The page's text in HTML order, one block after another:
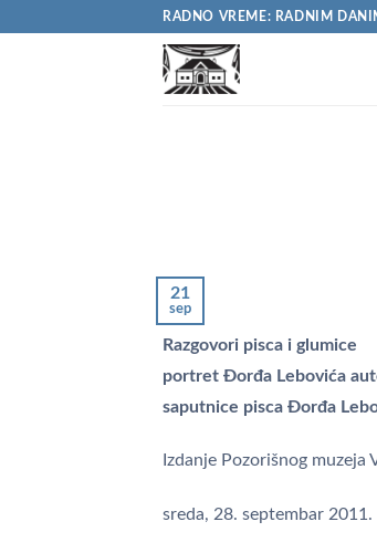
RADNO VREME: RADNIM
21
sep
Razgovori pisca i glumice
portret Đorđa Lebovića
saputnice pisca Đorđa
Izdanje Pozorišnog muzeja
sreda, 28. septembar 2011.